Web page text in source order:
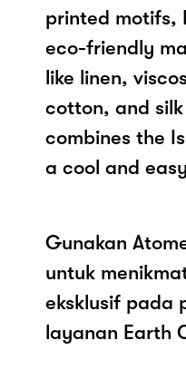
printed motifs,
eco-friendly
like linen,
cotton, and
combines the
a cool and
Gunakan
untuk
eksklusif pada
layanan Earth